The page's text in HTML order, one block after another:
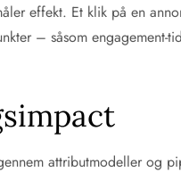
effekt. Et klik på en
– såsom
attributmodeller og